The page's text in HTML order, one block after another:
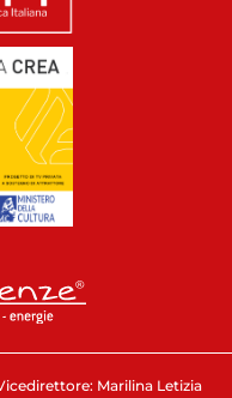
Marilina Letizia